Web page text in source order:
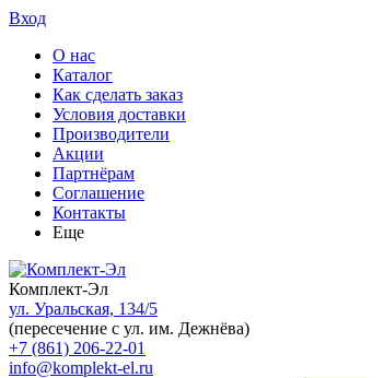
Вход
О нас
Каталог
Как сделать заказ
Условия доставки
Производители
Акции
Партнёрам
Соглашение
Контакты
Еще
Комплект-Эл
ул. Уральская, 134/5
(пересечение с ул. им. Дежнёва)
+7 (861) 206-22-01
info@komplekt-el.ru